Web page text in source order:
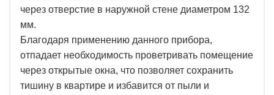
через отверстие в наружной стене диаметром 132
мм.
Благодаря применению данного прибора,
отпадает необходимость проветривать помещение
через открытые окна, что позволяет сохранить
тишину в квартире и избавится от пыли и